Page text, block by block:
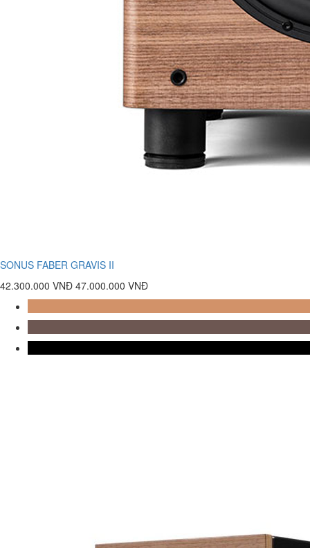
SONUS FABER GRAVIS II
42.300.000 VNĐ 47.000.000 VNĐ